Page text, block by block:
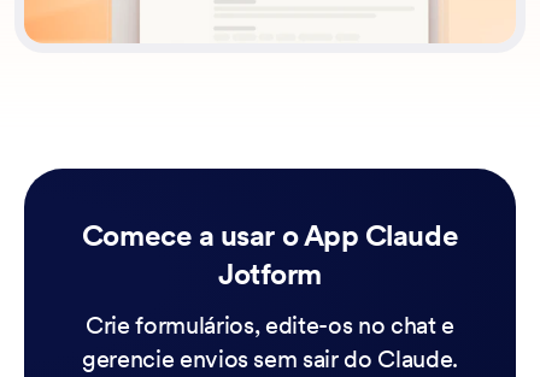
Comece a usar o App Claude
Jotform
Crie formulários, edite-os no chat e
gerencie envios sem sair do Claude.